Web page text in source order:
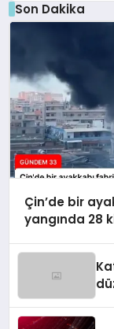
Son Dakika
Çin’de bir
yangında 28